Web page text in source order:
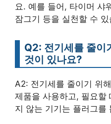
요. 예를 들어, 타이머 샤
잠그기 등을 실천할 수 있
Q2: 전기세를 줄이
것이 있나요?
A2: 전기세를 줄이기 위
제품을 사용하고, 필요할
지 않는 기기는 플러그를